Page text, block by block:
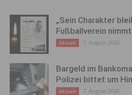
„Sein Charakter
Fußballverein
Aktuell 7. August 2026
Bargeld im
Polizei bittet um
Aktuell 7. August 2026